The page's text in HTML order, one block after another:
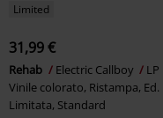
Limited
31,99 €
Rehab Electric Callboy
LP
Vinile colorato, Ristampa, Ed.
Limitata, Standard